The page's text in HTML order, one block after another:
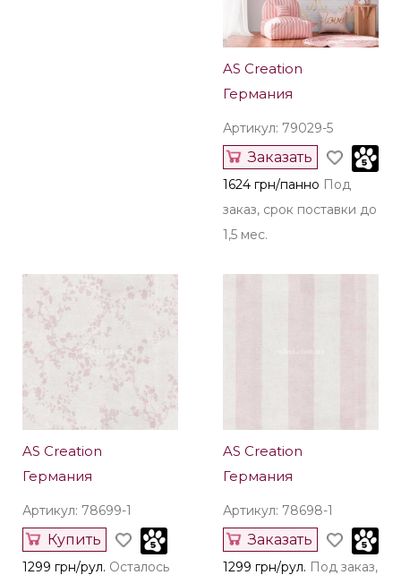
AS Creation
Германия
Артикул: 79029-5
Заказать
1624 грн/панно Под
заказ, срок поставки до
1,5 мес.
AS Creation
Германия
Артикул: 78699-1
Купить
1299 грн/рул. Осталось
AS Creation
Германия
Артикул: 78698-1
Заказать
1299 грн/рул. Под заказ,